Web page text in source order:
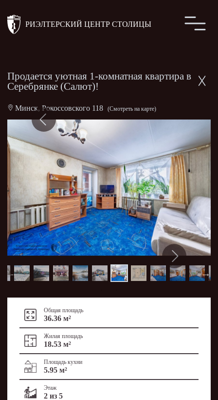
РИЭЛТЕРСКИЙ ЦЕНТР СТОЛИЦЫ
Продается уютная 1-комнатная квартира в
Серебрянке (Салют)!
Минск, Рокоссовского 118 (Смотреть на карте)
Общая площадь
36.36 м²
Жилая площадь
18.53 м²
Площадь кухни
5.95 м²
Этаж
2 из 5